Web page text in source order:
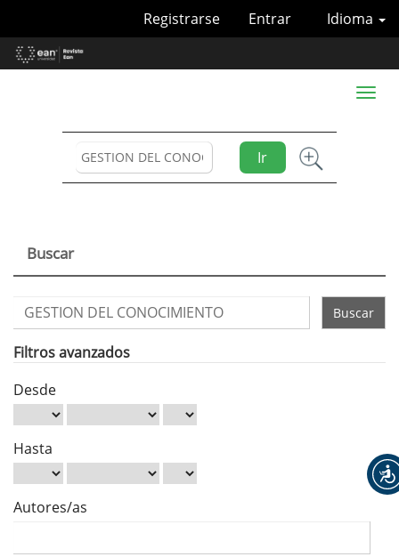
Contenido
principal
Idioma
Registrarse Entrar
Ir
Toggle
Buscar
Buscar
artículos
por
Filtros avanzados
Desde
Hasta
Autores/as